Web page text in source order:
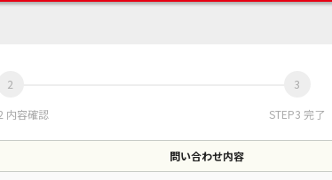
内容確認 STEP3 完了
問い合わせ内容